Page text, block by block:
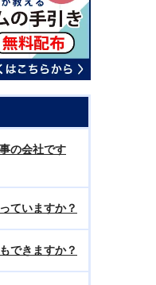
の会社です
ていますか？
できますか？